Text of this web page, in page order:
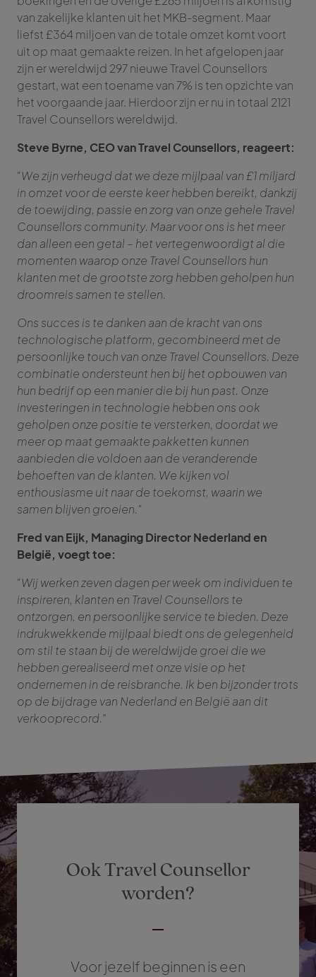
van zakelijke klanten uit het MKB-segment. Maar
liefst £364 miljoen van de totale omzet komt voort
uit op maat gemaakte reizen. In het afgelopen jaar
zijn er wereldwijd 297 nieuwe Travel Counsellors
gestart, wat een toename van 7% is ten opzichte van
het voorgaande jaar. Hierdoor zijn er nu in totaal 2121
Travel Counsellors wereldwijd.
Steve Byrne, CEO van Travel Counsellors, reageert:
“We zijn verheugd dat we deze mijlpaal van £1 miljard
in omzet voor de eerste keer hebben bereikt, dankzij
de toewijding, passie en zorg van onze gehele Travel
Counsellors community. Maar voor ons is het meer
dan alleen een getal – het vertegenwoordigt al die
momenten waarop onze Travel Counsellors hun
klanten met de grootste zorg hebben geholpen hun
droomreis samen te stellen.
Ons succes is te danken aan de kracht van ons
technologische platform, gecombineerd met de
persoonlijke touch van onze Travel Counsellors. Deze
combinatie ondersteunt hen bij het opbouwen van
hun bedrijf op een manier die bij hun past. Onze
investeringen in technologie hebben ons ook
geholpen onze positie te versterken, doordat we
meer op maat gemaakte pakketten kunnen
aanbieden die voldoen aan de veranderende
behoeften van de klanten. We kijken vol
enthousiasme uit naar de toekomst, waarin we
samen blijven groeien."
Fred van Eijk, Managing Director Nederland en
België, voegt toe:
“Wij werken zeven dagen per week om individuen te
inspireren, klanten en Travel Counsellors te
ontzorgen, en persoonlijke service te bieden. Deze
indrukwekkende mijlpaal biedt ons de gelegenheid
om stil te staan bij de wereldwijde groei die we
hebben gerealiseerd met onze visie op het
ondernemen in de reisbranche. Ik ben bijzonder trots
op de bijdrage van Nederland en België aan dit
verkooprecord.”
Ook Travel Counsellor
worden?
Voor jezelf beginnen is een